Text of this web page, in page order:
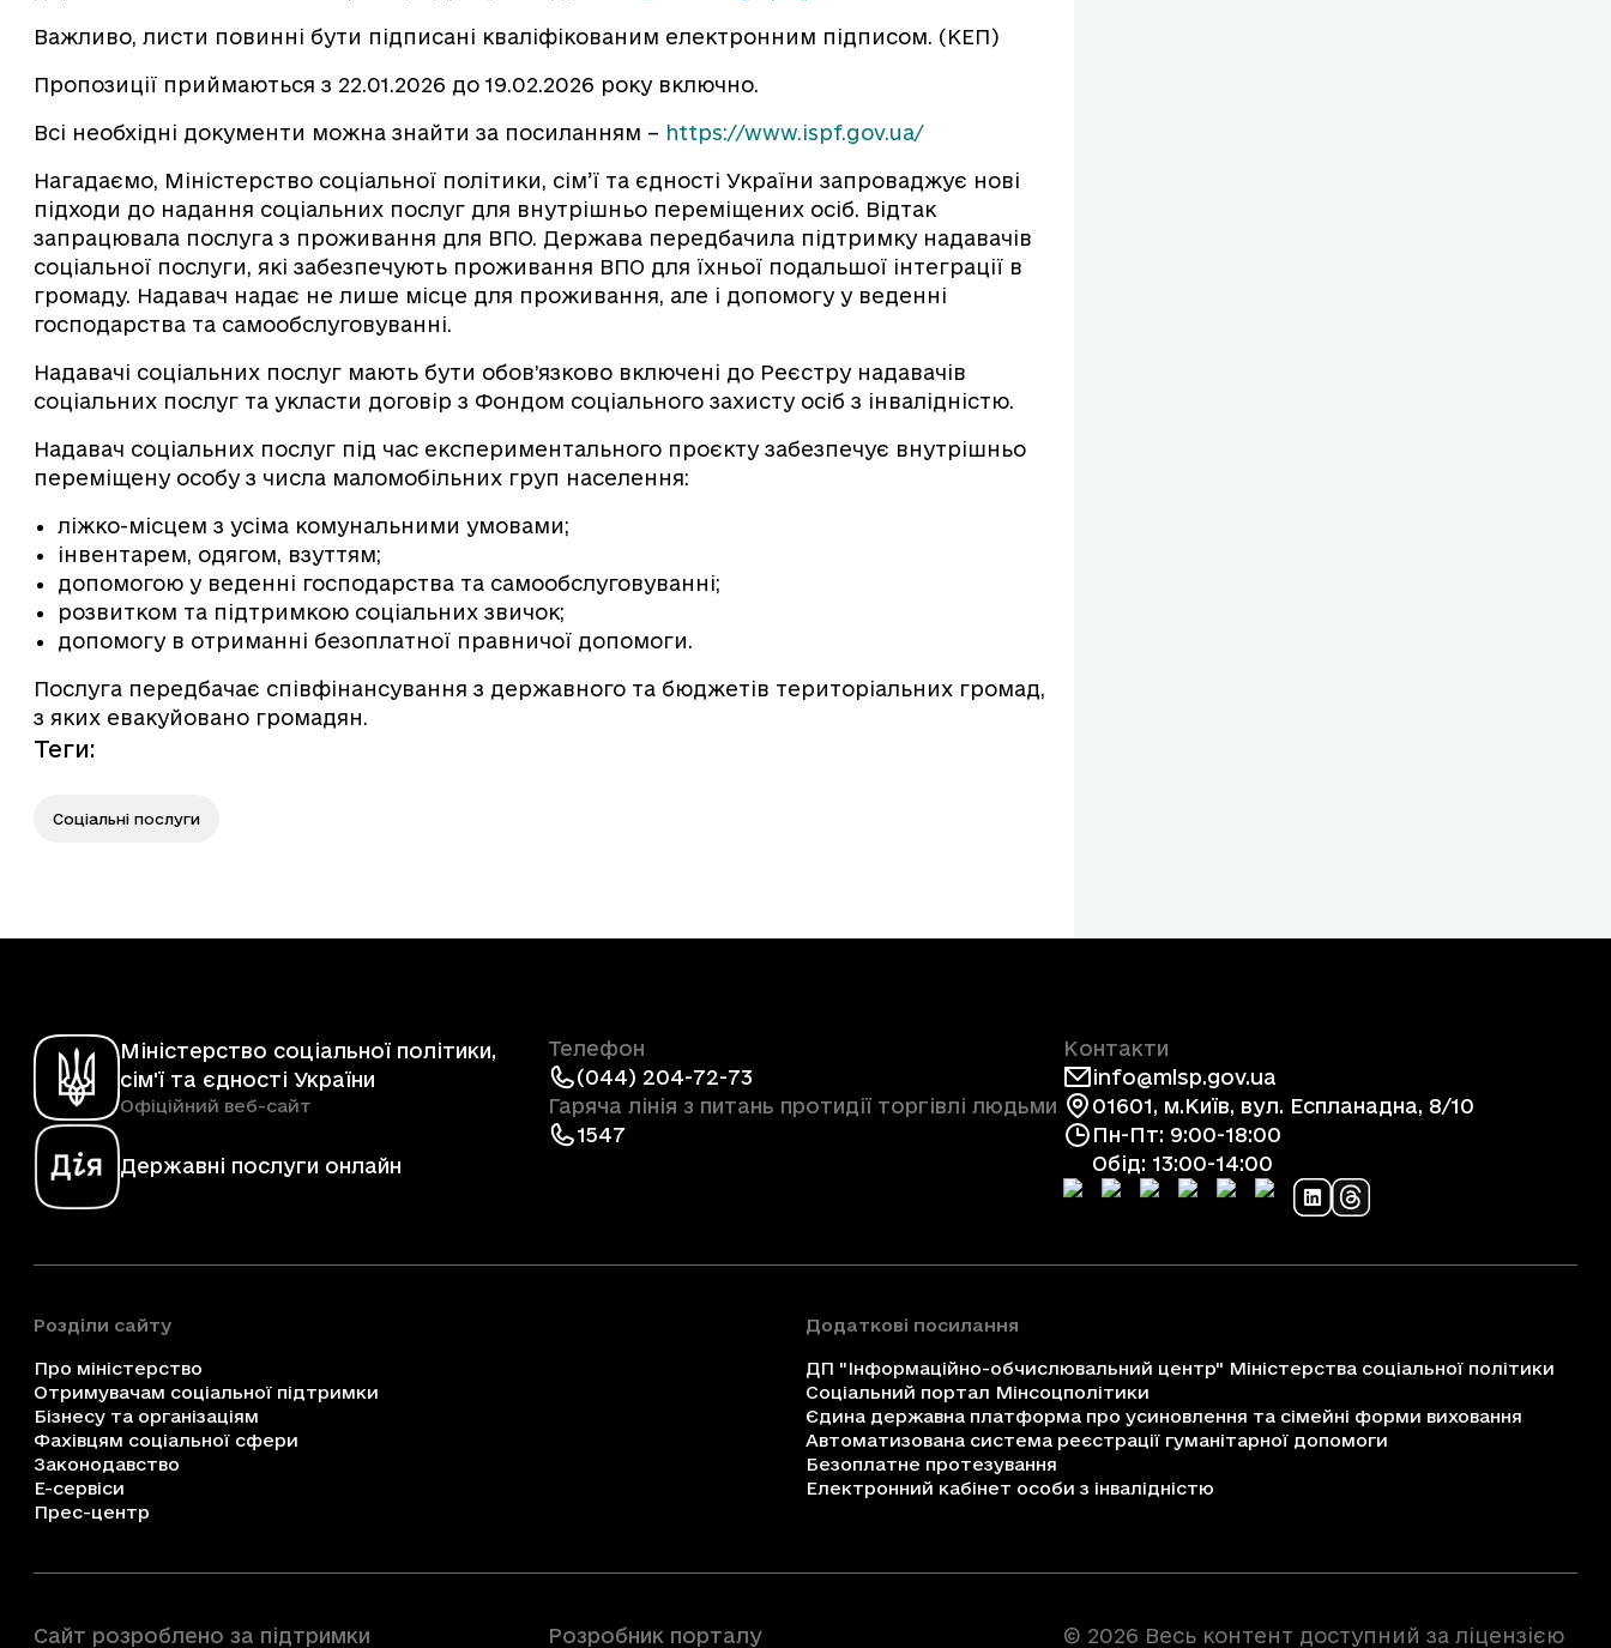
Важливо, листи повинні бути підписані кваліфікованим електронним підписом. (КЕП)
Пропозиції приймаються з 22.01.2026 до 19.02.2026 року включно.
Всі необхідні документи можна знайти за посиланням – https://www.ispf.gov.ua/
Нагадаємо, Міністерство соціальної політики, сім’ї та єдності України запроваджує нові
підходи до надання соціальних послуг для внутрішньо переміщених осіб. Відтак
запрацювала послуга з проживання для ВПО. Держава передбачила підтримку надавачів
соціальної послуги, які забезпечують проживання ВПО для їхньої подальшої інтеграції в
громаду. Надавач надає не лише місце для проживання, але і допомогу у веденні
господарства та самообслуговуванні.
Надавачі соціальних послуг мають бути обов’язково включені до Реєстру надавачів
соціальних послуг та укласти договір з Фондом соціального захисту осіб з інвалідністю.
Надавач соціальних послуг під час експериментального проєкту забезпечує внутрішньо
переміщену особу з числа маломобільних груп населення:
ліжко-місцем з усіма комунальними умовами;
інвентарем, одягом, взуттям;
допомогою у веденні господарства та самообслуговуванні;
розвитком та підтримкою соціальних звичок;
допомогу в отриманні безоплатної правничої допомоги.
Послуга передбачає співфінансування з державного та бюджетів територіальних громад,
з яких евакуйовано громадян.
Теги:
Соціальні послуги
Міністерство соціальної політики,
сім'ї та єдності України
Офіційний веб-сайт
Державні послуги онлайн
Телефон
(044) 204-72-73
Гаряча лінія з питань протидії торгівлі людьми
1547
Контакти
info@mlsp.gov.ua
01601, м.Київ, вул. Еспланадна, 8/10
Пн-Пт: 9:00-18:00
Обід: 13:00-14:00
Розділи сайту
Про міністерство
Отримувачам соціальної підтримки
Бізнесу та організаціям
Фахівцям соціальної сфери
Законодавство
Е-сервіси
Прес-центр
Додаткові посилання
ДП "Інформаційно-обчислювальний центр" Міністерства соціальної політики
Соціальний портал Мінсоцполітики
Єдина державна платформа про усиновлення та сімейні форми виховання
Автоматизована система реєстрації гуманітарної допомоги
Безоплатне протезування
Електронний кабінет особи з інвалідністю
Сайт розроблено за підтримки Розробник порталу © 2026 Весь контент доступний за ліцензією